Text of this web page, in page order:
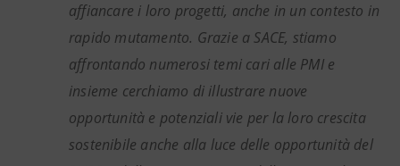
affiancare i loro progetti, anche in un contesto in
rapido mutamento. Grazie a SACE, stiamo
affrontando numerosi temi cari alle PMI e
insieme cerchiamo di illustrare nuove
opportunità e potenziali vie per la loro crescita
sostenibile anche alla luce delle opportunità del